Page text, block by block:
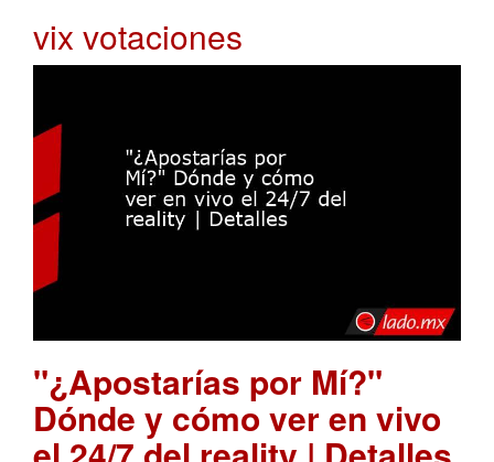
vix votaciones
"¿Apostarías por Mí?"
Dónde y cómo ver en vivo